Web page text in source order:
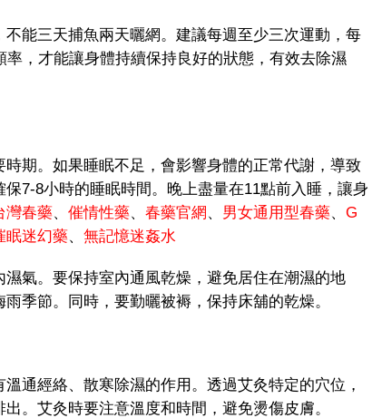
三天捕魚兩天曬網。建議每週至少三次運動，每
，才能讓身體持續保持良好的狀態，有效去除濕
。如果睡眠不足，會影響身體的正常代謝，導致
7-8小時的睡眠時間。晚上盡量在11點前入睡，讓身
灣春藥、 催情性藥、 春藥官網 、 男女通用型春藥、 G
眠迷幻藥、 無記憶迷姦水
。要保持室內通風乾燥，避免居住在潮濕的地
季節。同時，要勤曬被褥，保持床舖的乾燥。
經絡、散寒除濕的作用。透過艾灸特定的穴位，
。艾灸時要注意溫度和時間，避免燙傷皮膚。